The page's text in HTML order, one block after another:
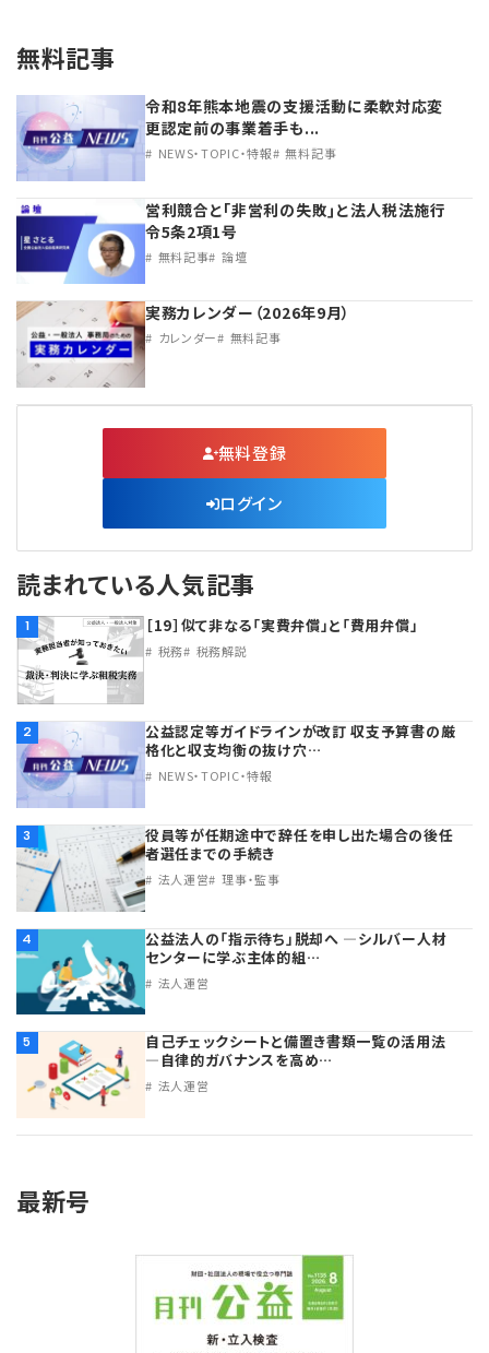
無料記事
令和8年熊本地震の支援活動に柔軟対応変
更認定前の事業着手も...
NEWS・TOPIC・特報 無料記事
営利競合と｢非営利の失敗｣と法人税法施行
令5条2項1号
無料記事 論壇
実務カレンダー（2026年9月）
カレンダー 無料記事
無料登録
ログイン
読まれている人気記事
1 ［19］似て非なる「実費弁償」と「費用弁償」
税務 税務解説
2
公益認定等ガイドラインが改訂 収支予算書の厳
格化と収支均衡の抜け穴…
NEWS・TOPIC・特報
3
役員等が任期途中で辞任を申し出た場合の後任
者選任までの手続き
法人運営 理事・監事
4
公益法人の「指示待ち」脱却へ ―シルバー人材
センターに学ぶ主体的組…
法人運営
5
自己チェックシートと備置き書類一覧の活用法
―自律的ガバナンスを高め…
法人運営
最新号